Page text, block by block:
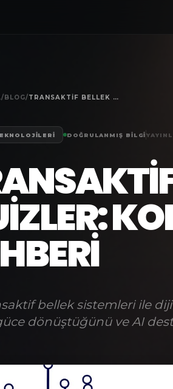
/BLOG/ TRANSAKTIF BELLEK VE QUIZLER: KOLEKTIF ÖĞRENME REHBERI
DOĞRULANMIŞ BILGI
bellek sistemleri ile
dönüştüğünü ve AI